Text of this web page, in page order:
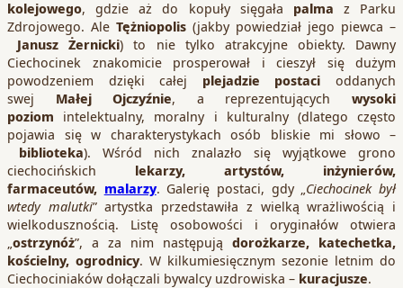
kolejowego, gdzie aż do kopuły sięgała palma z Parku
Zdrojowego. Ale Tężniopolis (jakby powiedział jego piewca –
Janusz Żernicki) to nie tylko atrakcyjne obiekty. Dawny
Ciechocinek znakomicie prosperował i cieszył się dużym
powodzeniem dzięki całej plejadzie postaci oddanych
swej Małej Ojczyźnie, a reprezentującychwysoki
poziom intelektualny, moralny i kulturalny (dlatego często
pojawia się w charakterystykach osób bliskie mi słowo –
biblioteka). Wśród nich znalazło się wyjątkowe grono
ciechocińskich lekarzy, artystów, inżynierów,
farmaceutów, malarzy. Galerię postaci, gdy „ Ciechocinek był
wtedy malutki” artystka przedstawiła z wielką wrażliwością i
wielkodusznością. Listę osobowości i oryginałów otwiera
ostrzynóż”, a za nim następują dorożkarze, katechetka,
kościelny, ogrodnicy. W kilkumiesięcznym sezonie letnim do
Ciechociniaków dołączali bywalcy uzdrowiska – kuracjusze.